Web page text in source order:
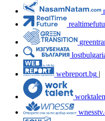
webreport.bg